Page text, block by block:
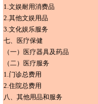
1.文娱耐用消费品
2.其他文娱用品
3.文化娱乐服务
七、医疗保健
（一）医疗器具及药品
（二）医疗服务
1.门诊总费用
2.住院总费用
八、其他用品和服务